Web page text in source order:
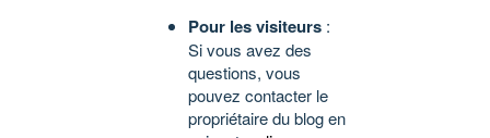
Pour les visiteurs :
Si vous avez des
questions, vous
pouvez contacter le
propriétaire du blog en